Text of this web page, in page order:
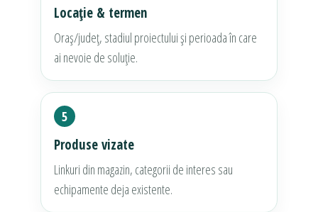
Locație & termen
Oraș/județ, stadiul proiectului și perioada în care
ai nevoie de soluție.
5
Produse vizate
Linkuri din magazin, categorii de interes sau
echipamente deja existente.